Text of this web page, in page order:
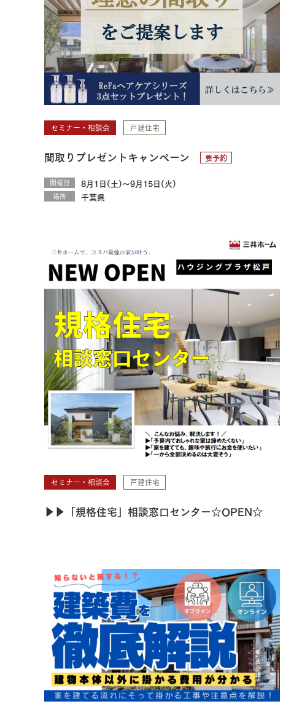
セミナー・相談会 戸建住宅
間取りプレゼントキャンペーン 要予約
開催日 8月1日(土)～9月15日(火)
場所 千葉県
セミナー・相談会 戸建住宅
▶▶「規格住宅」相談窓口センター☆OPEN☆